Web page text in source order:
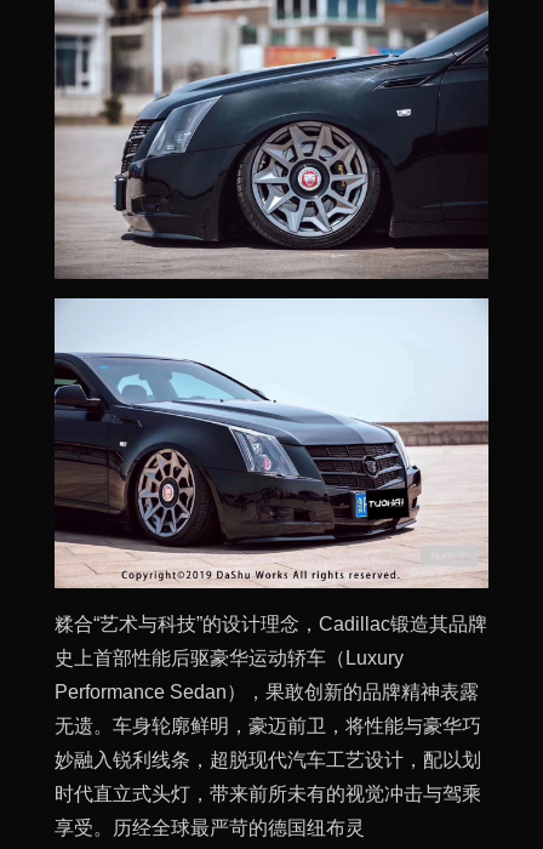
糅合“艺术与科技”的设计理念，Cadillac锻造其品牌
史上首部性能后驱豪华运动轿车（Luxury
Performance Sedan），果敢创新的品牌精神表露
无遗。车身轮廓鲜明，豪迈前卫，将性能与豪华巧
妙融入锐利线条，超脱现代汽车工艺设计，配以划
时代直立式头灯，带来前所未有的视觉冲击与驾乘
享受。历经全球最严苛的德国纽布灵